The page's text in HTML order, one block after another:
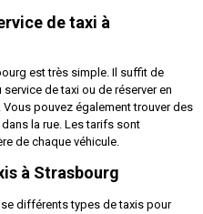
de taxi à
est très simple. Il suffit de
de taxi ou de réserver en
pouvez également trouver des
la rue. Les tarifs sont
de chaque véhicule.
à Strasbourg
différents types de taxis pour